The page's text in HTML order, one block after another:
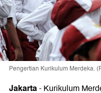
Pengertian Kurikulum Merdeka.
Jakarta-Kurikulum